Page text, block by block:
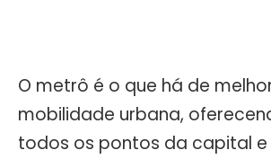
O metrô é o que há de
mobilidade urbana,
todos os pontos da capital